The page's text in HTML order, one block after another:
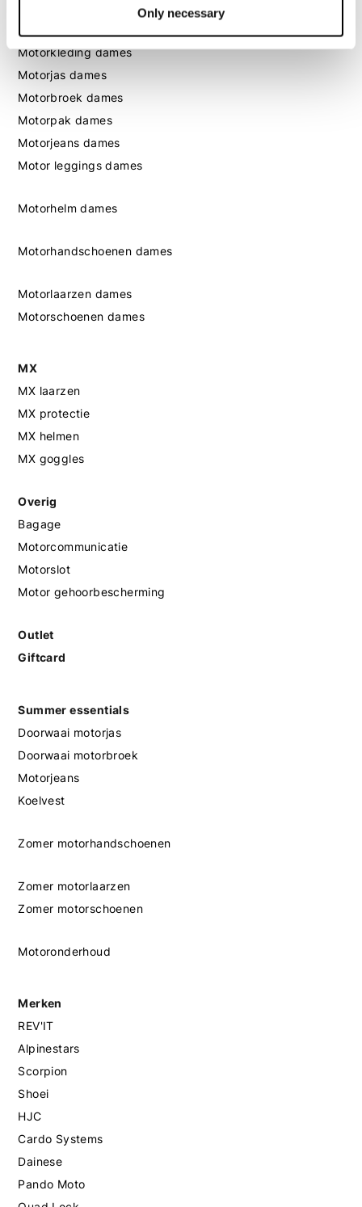
Only necessary
Motorkleding dames
Motorjas dames
Motorbroek dames
Motorpak dames
Motorjeans dames
Motor leggings dames
Motorhelm dames
Motorhandschoenen dames
Motorlaarzen dames
Motorschoenen dames
MX
MX laarzen
MX protectie
MX helmen
MX goggles
Overig
Bagage
Motorcommunicatie
Motorslot
Motor gehoorbescherming
Outlet
Giftcard
Summer essentials
Doorwaai motorjas
Doorwaai motorbroek
Motorjeans
Koelvest
Zomer motorhandschoenen
Zomer motorlaarzen
Zomer motorschoenen
Motoronderhoud
Merken
REV'IT
Alpinestars
Scorpion
Shoei
HJC
Cardo Systems
Dainese
Pando Moto